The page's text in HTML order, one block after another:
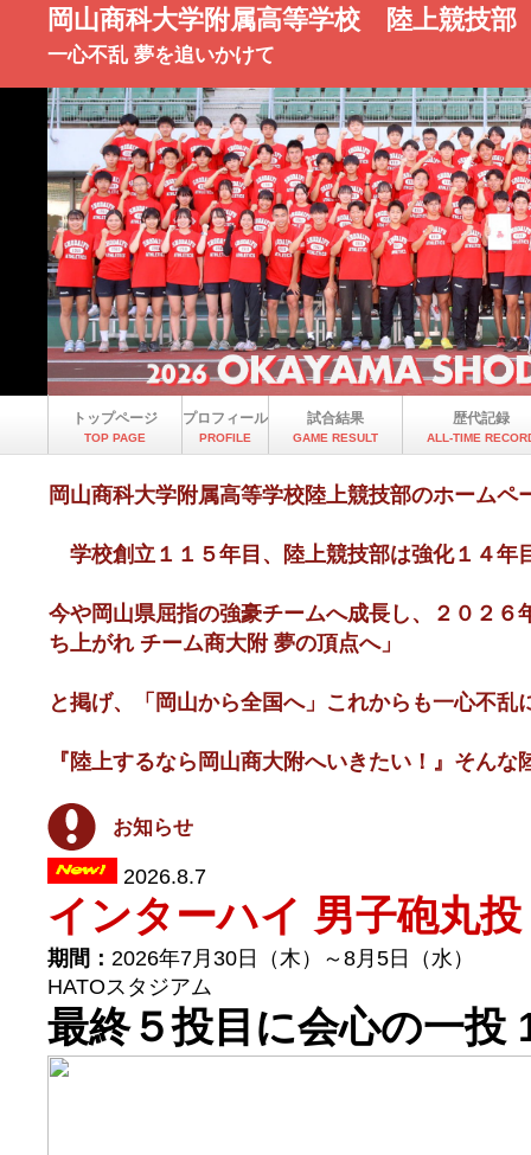
岡山商科大学附属高等学校 陸上競技部
一心不乱 夢を追いかけて
岡山商科大学附属高等学校陸上競技部のホームペ
学校創立１１５年目、陸上競技部は強化１４年
今や岡山県屈指の強豪チームへ成長し、２０２６
ち上がれ チーム商大附 夢の頂点へ」
と掲げ、「岡山から全国へ」これからも一心不乱
『陸上するなら岡山商大附へいきたい！』そん
お知らせ
2026.8.7
インターハイ 男子砲丸
期間： 2026年7月30日（木）～8月5日（水）
HATOスタジアム
最終５投目に会心の一投
トップページ
TOP PAGE
プロフィール
PROFILE
試合結果
GAME RESULT
歴代記録
ALL-TIME